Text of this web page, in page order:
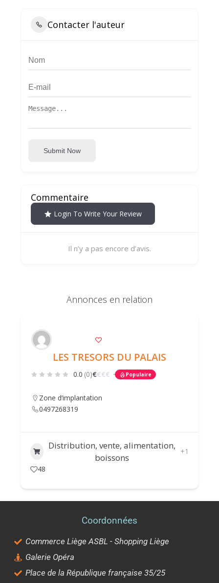
Contacter l'auteur
Submit Now
Commentaire
Login To Write Your Review
Il n’y a pas encore d’avis.
Annonces en relation
LES TRESORS DU PALAIS
0.0 (0)€€€€ Populaire
Zone d’implantation
0497268319
Distribution, vente, alimentation,
boissons
+1
48
Coordonnées
Commerce Liège ASBL - Shopping Liège
Galerie Opéra
Place de la République française 35/25